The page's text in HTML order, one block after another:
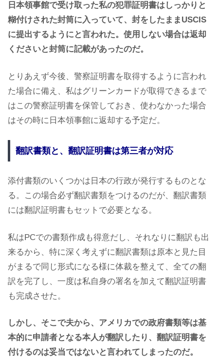
日本領事館で受け取った私の犯罪証明書はしっかりと
糊付けされた封筒に入っていて、封をしたままUSCIS
に提出するようにと言われた。使用しない場合は返却
くださいと封筒に記載があったのだ。
とりあえず今後、警察証明書を取得するように言われ
た場合に備え、私はグリーンカードが取得できるまで
はこの警察証明書を保管しておき、使わなかった場合
はその時に日本領事館に返却する予定だ。
翻訳書類と、翻訳証明書は第三者が対応
添付書類のいくつかは日本の行政が発行するものとな
る。この場合必ず翻訳書類をつけるのだが、翻訳書類
には翻訳証明書もセットで必要となる。
私はPCでの書類作成も得意だし、それなりに翻訳も出
来るから、特に深く考えずに翻訳書類は原本と見た目
がまるで同じ形式になる様に体裁を整えて、全ての翻
訳を完了し、一度は私自身の署名を加えて翻訳証明書
も完成させた。
しかし、そこで夫から、アメリカでの政府書類等は基
本的に申請者となる本人が翻訳したり、翻訳証明書を
付けるのは妥当ではないと言われてしまったのだ。